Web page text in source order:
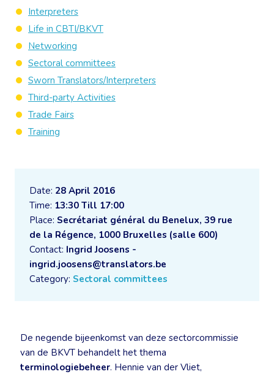
Date: 28 April 2016
Time: 13:30 Till 17:00
Place: Secrétariat général du Benelux, 39 rue
de la Régence, 1000 Bruxelles (salle 600)
Contact: Ingrid Joosens -
ingrid.joosens@translators.be
Category: Sectoral committees
De negende bijeenkomst van deze sectorcommissie
van de BKVT behandelt het thema
terminologiebeheer. Hennie van der Vliet,
Interpreters
Life in CBTI/BKVT
Networking
Sectoral committees
Sworn Translators/Interpreters
Third-party Activities
Trade Fairs
Training